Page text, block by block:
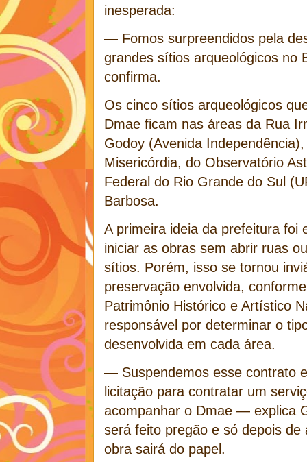
inesperada:
— Fomos surpreendidos pela
grandes sítios arqueológicos
confirma.
Os cinco sítios arqueológicos
Dmae ficam nas áreas da Rua
Godoy (Avenida
Misericórdia, do Observatório
Federal do Rio Grande do Sul
Barbosa.
A primeira ideia da prefeitura foi
iniciar as obras sem abrir ruas
sítios. Porém, isso se tornou
preservação envolvida,
Patrimônio Histórico e Artístico
responsável por determinar o
desenvolvida em cada área.
— Suspendemos esse contrato
licitação para contratar um
acompanhar o Dmae — explica
será feito pregão e só depois
obra sairá do papel.